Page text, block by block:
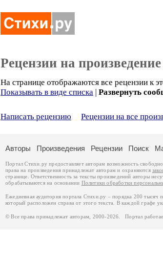
Рецензии на произведение
На странице отображаются все рецензии к
Показывать в виде списка | Развернуть
Написать рецензию Рецензии на все
Авторы Произведения Рецензии Поиск
Портал Стихи.ру предоставляет авторам возможность
права на произведения принадлежат авторам и охраняются
странице. Ответственность за тексты произведений авторы
обрабатываются на основании Политики обработки
Ежедневная аудитория портала Стихи.ру – порядка 200 тысяч
который расположен справа от этого текста. В каждой графе
© Все права принадлежат авторам, 2000-2026. Портал